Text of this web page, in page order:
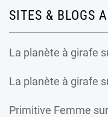
SITES & BLOGS
La planète à girafe
La planète à girafe
Primitive Femme